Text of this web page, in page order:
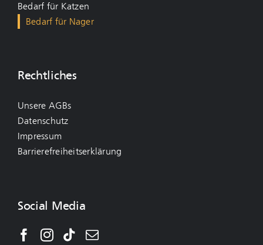
Bedarf für Katzen
Bedarf für Nager
Rechtliches
Unsere AGBs
Datenschutz
Impressum
Barrierefreiheitserklärung
Social Media